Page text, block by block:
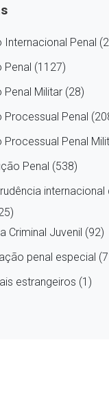
Internacional Penal
Penal (1127)
Penal Militar (28)
Processual Penal
Processual Penal
Penal (538)
internacional
Criminal Juvenil (92)
penal especial
estrangeiros (1)